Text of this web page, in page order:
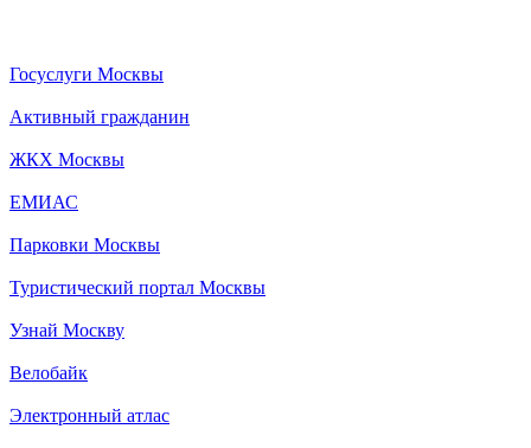
Госуслуги Москвы
Активный гражданин
ЖКХ Москвы
ЕМИАС
Парковки Москвы
Туристический портал Москвы
Узнай Москву
Велобайк
Электронный атлас